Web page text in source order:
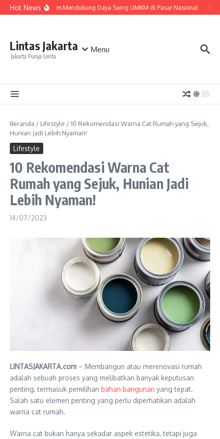
Lewati ke konten
Hot News
Murah dalam Mendukung Daya Saing UMKM di Pasar Nasional
Lintas Jakarta
Jakarta Punya Cerita
Menu
Beranda / Lifestyle /10 Rekomendasi Warna Cat Rumah yang Sejuk,
Hunian Jadi Lebih Nyaman!
Lifestyle
10 Rekomendasi Warna Cat
Rumah yang Sejuk, Hunian Jadi
Lebih Nyaman!
14/07/2023
LINTASJAKARTA.com – Membangun atau merenovasi rumah
adalah sebuah proses yang melibatkan banyak keputusan
penting, termasuk pemilihan bahan bangunan yang tepat.
Salah satu elemen penting yang perlu diperhatikan adalah
warna cat rumah.
Warna cat bukan hanya sekadar aspek estetika, tetapi juga